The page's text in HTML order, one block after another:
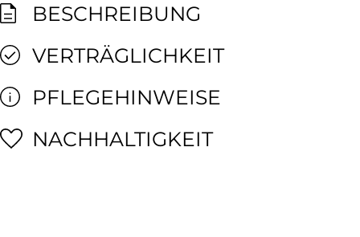
BESCHREIBUNG
VERTRÄGLICHKEIT
PFLEGEHINWEISE
NACHHALTIGKEIT